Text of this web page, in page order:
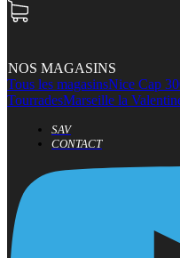
NOS MAGASINS
Tous les magasinsNice Cap
TourradesMarseille la
SAV
CONTACT